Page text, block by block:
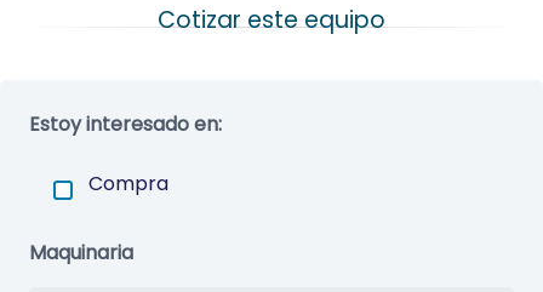
Estoy interesado en:
Compra
Maquinaria